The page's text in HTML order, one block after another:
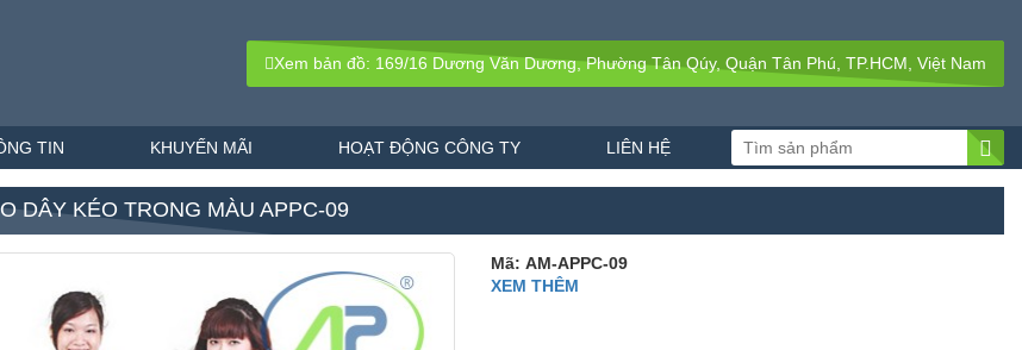
Xem bản đồ: 169/16 Dương Văn Dương, Phường Tân Qúy, Quận Tân Phú, TP.HCM, Việt Nam
TIN KHUYẾN MÃI HOẠT ĐỘNG CÔNG TY LIÊN HỆ
DÂY KÉO TRONG MÀU APPC-09
Mã: AM-APPC-09
XEM THÊM